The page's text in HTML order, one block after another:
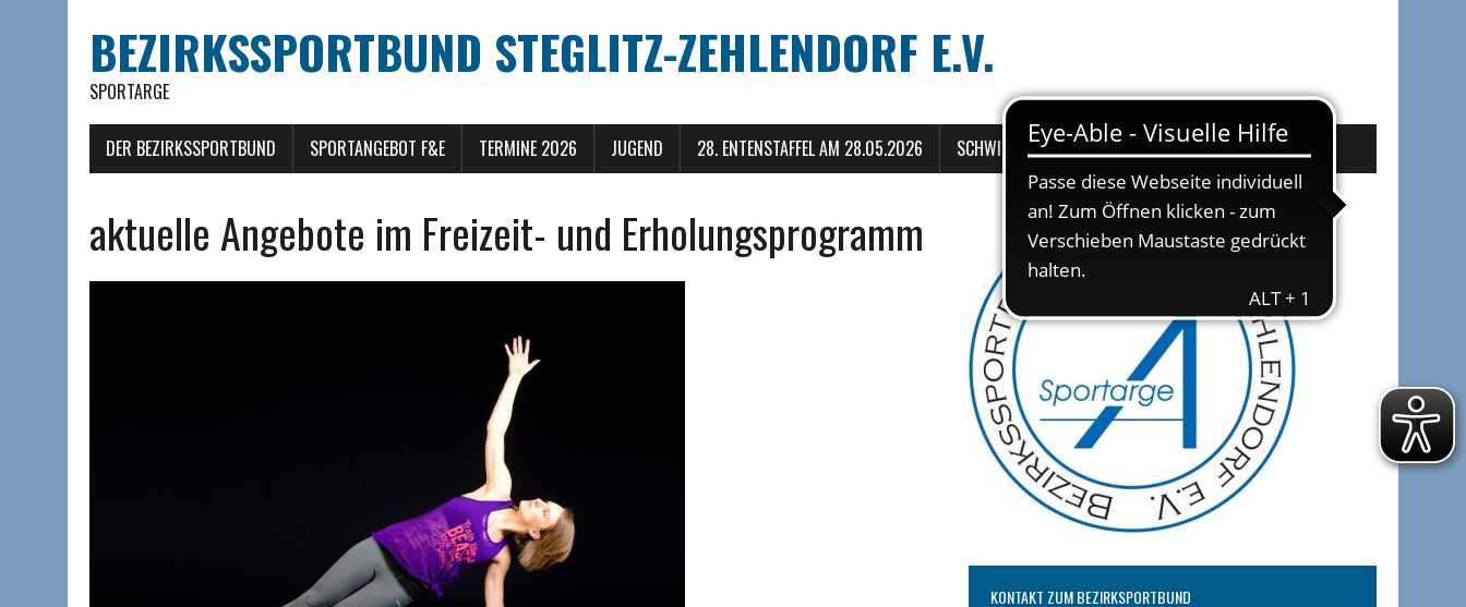
BEZIRKSSPORTBUND STEGLITZ-ZEHLENDORF E.V.
SPORTARGE
DER BEZIRKSSPORTBUND SPORTANGEBOT F&E TERMINE 2026 JUGEND 28. ENTENSTAFFEL AM 28.05.2026 SCHWIMMEN IM BEZIRK FRISTEN UND TERMINE
aktuelle Angebote im Freizeit- und Erholungsprogramm
KONTAKT ZUM BEZIRKSPORTBUND